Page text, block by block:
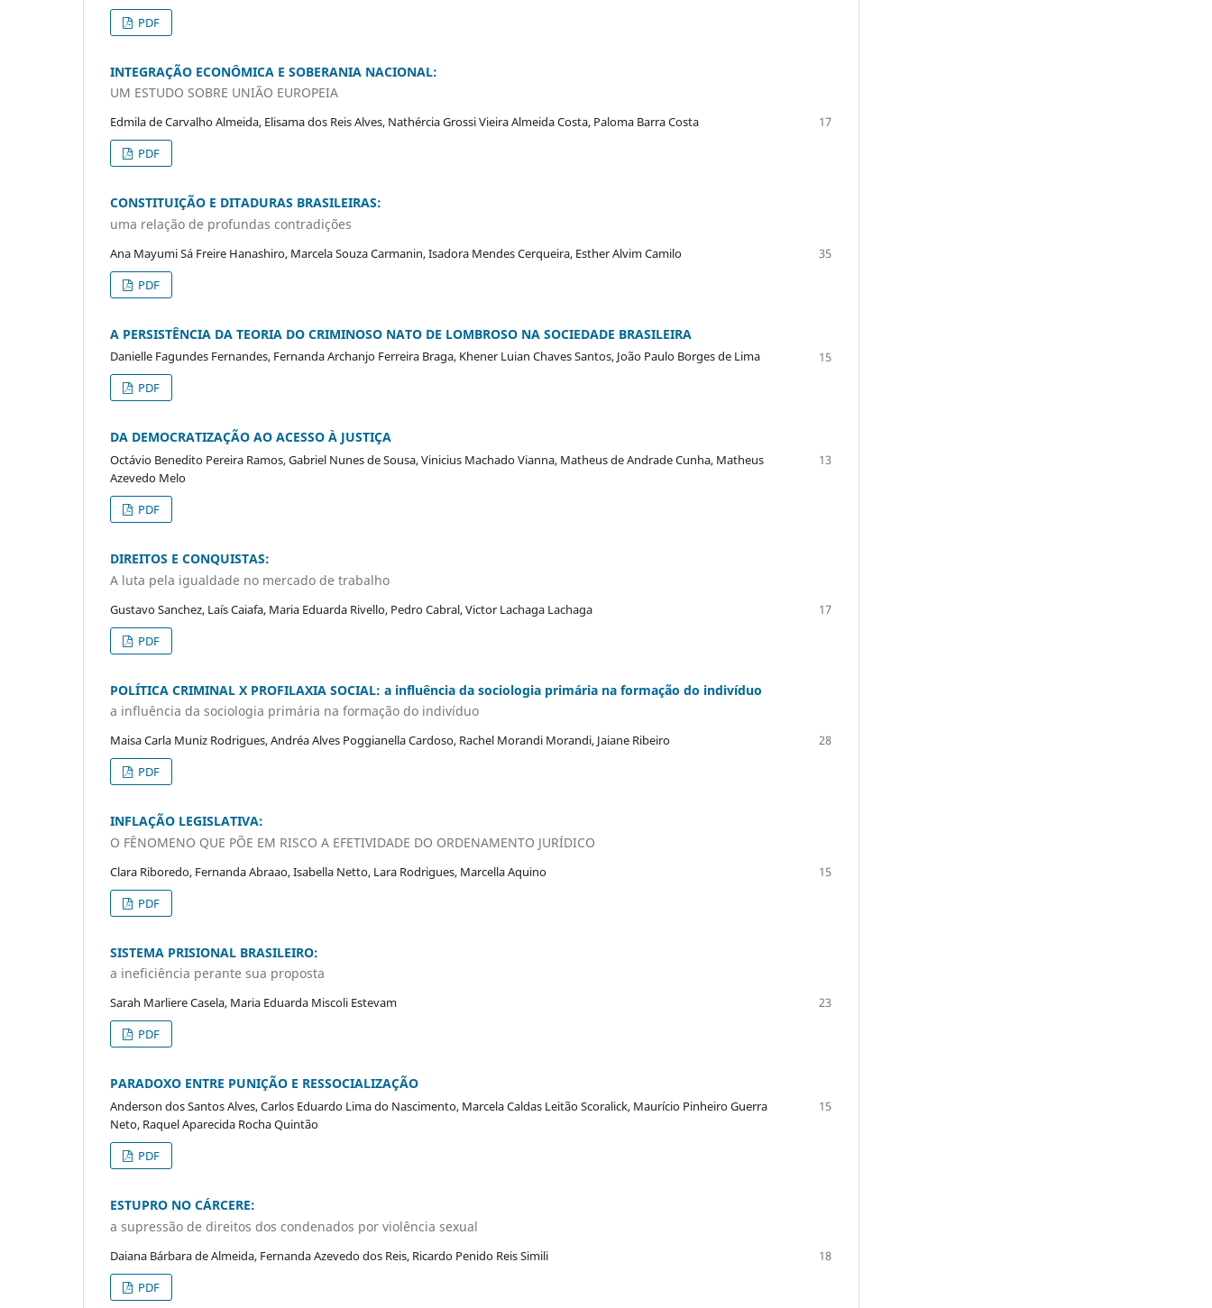
PDF
INTEGRAÇÃO ECONÔMICA E SOBERANIA NACIONAL:
UM ESTUDO SOBRE UNIÃO EUROPEIA
Edmila de Carvalho Almeida, Elisama dos Reis Alves, Nathércia Grossi Vieira Almeida Costa, Paloma Barra Costa
17
PDF
CONSTITUIÇÃO E DITADURAS BRASILEIRAS:
uma relação de profundas contradições
Ana Mayumi Sá Freire Hanashiro, Marcela Souza Carmanin, Isadora Mendes Cerqueira, Esther Alvim Camilo
35
PDF
A PERSISTÊNCIA DA TEORIA DO CRIMINOSO NATO DE LOMBROSO NA SOCIEDADE BRASILEIRA
Danielle Fagundes Fernandes, Fernanda Archanjo Ferreira Braga, Khener Luian Chaves Santos, João Paulo Borges de Lima
15
PDF
DA DEMOCRATIZAÇÃO AO ACESSO À JUSTIÇA
Octávio Benedito Pereira Ramos, Gabriel Nunes de Sousa, Vinicius Machado Vianna, Matheus de Andrade Cunha, Matheus
Azevedo Melo
13
PDF
DIREITOS E CONQUISTAS:
A luta pela igualdade no mercado de trabalho
Gustavo Sanchez, Laís Caiafa, Maria Eduarda Rivello, Pedro Cabral, Victor Lachaga Lachaga
17
PDF
POLÍTICA CRIMINAL X PROFILAXIA SOCIAL: a influência da sociologia primária na formação do indivíduo
a influência da sociologia primária na formação do indivíduo
Maisa Carla Muniz Rodrigues, Andréa Alves Poggianella Cardoso, Rachel Morandi Morandi, Jaiane Ribeiro
28
PDF
INFLAÇÃO LEGISLATIVA:
O FÊNOMENO QUE PÕE EM RISCO A EFETIVIDADE DO ORDENAMENTO JURÍDICO
Clara Riboredo, Fernanda Abraao, Isabella Netto, Lara Rodrigues, Marcella Aquino
15
PDF
SISTEMA PRISIONAL BRASILEIRO:
a ineficiência perante sua proposta
Sarah Marliere Casela, Maria Eduarda Miscoli Estevam
23
PDF
PARADOXO ENTRE PUNIÇÃO E RESSOCIALIZAÇÃO
Anderson dos Santos Alves, Carlos Eduardo Lima do Nascimento, Marcela Caldas Leitão Scoralick, Maurício Pinheiro Guerra
Neto, Raquel Aparecida Rocha Quintão
15
PDF
ESTUPRO NO CÁRCERE:
a supressão de direitos dos condenados por violência sexual
Daiana Bárbara de Almeida, Fernanda Azevedo dos Reis, Ricardo Penido Reis Simili
18
PDF